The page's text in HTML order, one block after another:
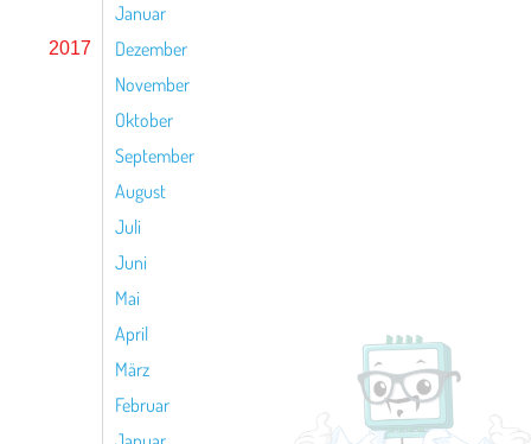
Januar
2017
Dezember
November
Oktober
September
August
Juli
Juni
Mai
April
März
Februar